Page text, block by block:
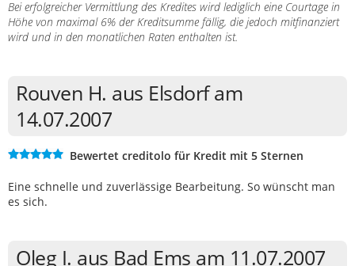
Bei erfolgreicher Vermittlung des Kredites wird lediglich eine Courtage in
Höhe von maximal 6% der Kreditsumme fällig, die jedoch mitfinanziert
wird und in den monatlichen Raten enthalten ist.
Rouven H. aus Elsdorf am
14.07.2007
Bewertet creditolo für Kredit mit 5 Sternen
Eine schnelle und zuverlässige Bearbeitung. So wünscht man
es sich.
Oleg I. aus Bad Ems am 11.07.2007